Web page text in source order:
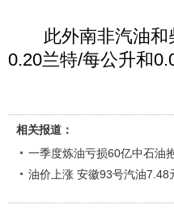
此外南非汽油和
0.20兰特/每公升和
相关报道：
一季度炼油亏损60亿中石油
油价上涨 安徽93号汽油7.48